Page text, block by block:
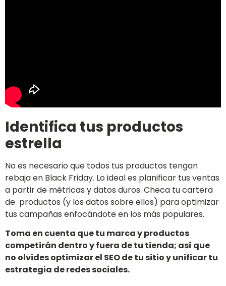
Identifica tus productos
estrella
No es necesario que todos tus productos tengan
rebaja en Black Friday. Lo ideal es planificar tus ventas
a partir de métricas y datos duros. Checa tu cartera
de productos (y los datos sobre ellos) para optimizar
tus campañas enfocándote en los más populares.
Toma en cuenta que tu marca y productos
competirán dentro y fuera de tu tienda; así que
no olvides optimizar el SEO de tu sitio y unificar tu
estrategia de redes sociales.